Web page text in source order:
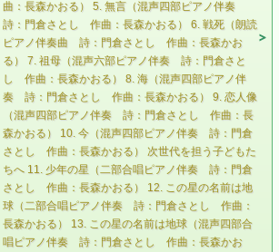
曲：長森かおる） 5. 無言（混声四部ピアノ伴奏
詩：門倉さとし 作曲：長森かおる） 6. 戦死（朗読
ピアノ伴奏曲 詩：門倉さとし 作曲：長森かお
る） 7. 祖母（混声六部ピアノ伴奏 詩：門倉さと
し 作曲：長森かおる） 8. 海（混声四部ピアノ伴
奏 詩：門倉さとし 作曲：長森かおる） 9. 恋人像
（混声四部ピアノ伴奏 詩：門倉さとし 作曲：長
森かおる） 10. 今（混声四部ピアノ伴奏 詩：門倉
さとし 作曲：長森かおる） 次世代を担う子どもた
ちへ 11. 少年の星（二部合唱ピアノ伴奏 詩：門倉
さとし 作曲：長森かおる） 12. この星の名前は地
球（二部合唱ピアノ伴奏 詩：門倉さとし 作曲：
長森かおる） 13. この星の名前は地球（混声四部合
唱ピアノ伴奏 詩：門倉さとし 作曲：長森かお